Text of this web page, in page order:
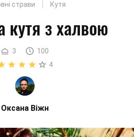
страви Кутя
кутя з халвою
3
100
4
Оксана Віжн